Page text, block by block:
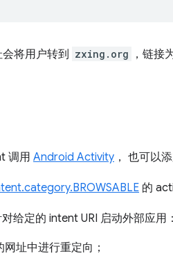
将用户转到 zxing.org
，链接
调用 Android Activity ， 也可以
的
给定的 intent URI 启动外部应用：
址中进行重定向；